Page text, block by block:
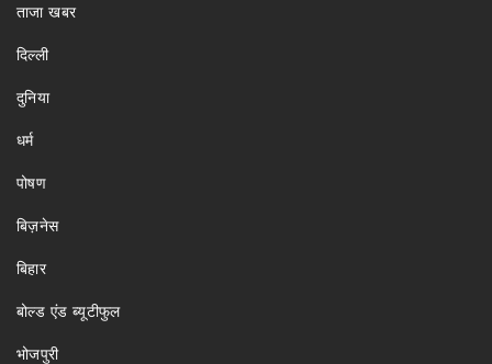
ताजा खबर
दिल्ली
दुनिया
धर्म
पोषण
बिज़नेस
बिहार
बोल्ड एंड ब्यूटीफुल
भोजपुरी